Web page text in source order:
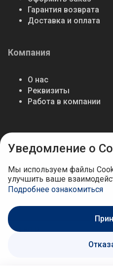
204.80 ₽
В
Гарантия возврата
Доставка и оплата
Компания
О нас
Реквизиты
Работа в компании
Мы в соцсетях
Уведомление о
Мы используем файлы
улучшить ваше
Подробнее ознакомиться